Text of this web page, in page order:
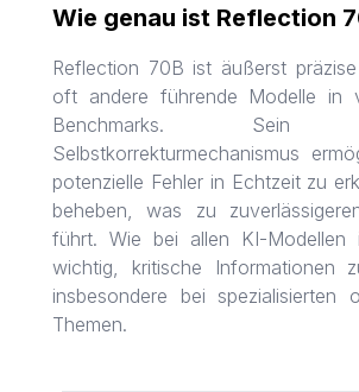
Wie genau ist Reflection
Reflection 70B ist äußerst
oft andere führende Modelle in
Benchmarks. Sein
Selbstkorrekturmechanismus
potenzielle Fehler in Echtzeit zu
beheben, was zu
führt. Wie bei allen KI-
wichtig, kritische Informationen
insbesondere bei spezialisierten
Themen.